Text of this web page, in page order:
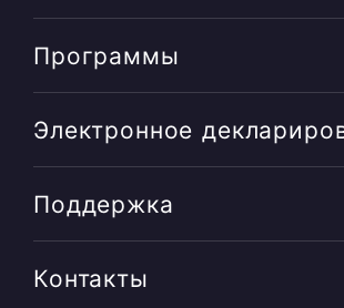
Программы
Электронное
Поддержка
Контакты